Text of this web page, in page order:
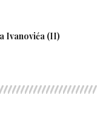
Ivanovića (II)